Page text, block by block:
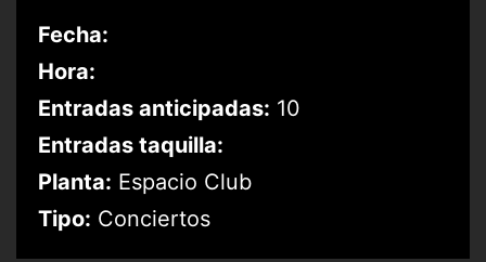
Fecha:
Hora:
Entradas anticipadas: 10
Entradas taquilla:
Planta: Espacio Club
Tipo: Conciertos